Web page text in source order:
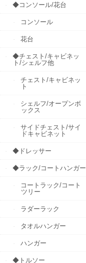
◆コンソール/花台
コンソール
花台
◆チェスト/キャビネッ
ト/シェルフ他
チェスト/キャビネッ
ト
シェルフ/オープンボ
ックス
サイドチェスト/サイ
ドキャビネット
◆ドレッサー
◆ラック/コートハンガー
コートラック/コート
ツリー
ラダーラック
タオルハンガー
ハンガー
◆トルソー